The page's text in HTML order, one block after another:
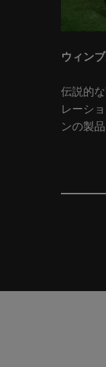
ウィン
伝説的
レーシ
ンの製